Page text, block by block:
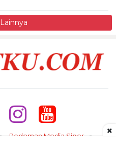
Pedoman Media Siber
×